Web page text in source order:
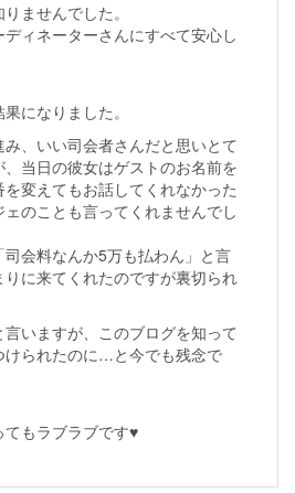
ませんでした。
ィネーターさんにすべて安心し
になりました。
、いい司会者さんだと思いとて
当日の彼女はゲストのお名前を
変えてもお話してくれなかった
のことも言ってくれませんでし
会料なんか5万も払わん」と言
に来てくれたのですが裏切られ
いますが、このブログを知って
けられたのに…と今でも残念で
もラブラブです♥